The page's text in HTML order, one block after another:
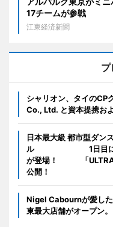
17チームが参戦
江東経済新聞
シャリオン、タイのCP
Co., Ltd. と資本提携お
日本最大級 都市型ダン
ル 1日目にZedd
が登場！ 「ULTRA
公開！
Nigel Cabournが愛した
東最大店舗がオープン。